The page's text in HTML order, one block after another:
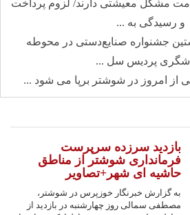
مشکل معیشتی دارند/ لزوم پرداخت
و رسیدگی به ...
جشنواره صنایع‌دستی در محوطه
پردیس سل ...
از امروز در شوشتر برپا می شود ...
بازدید سرزده سرپرست
فرمانداری شوشتر از مناطق
حاشیه ای شهر+تصاویر
به گزارش خبرنگار خوزپرس در شوشتر،
مصطفی سمالی روز چهارشنبه در بازدید از